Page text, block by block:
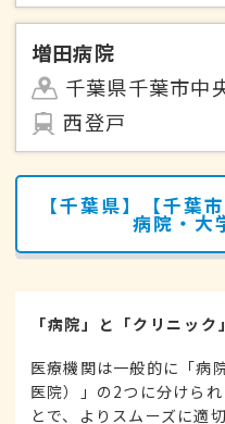
増田病院
千葉県千葉市中
西登戸
【千葉県】【千葉
病院・大
「病院」と「クリニッ
医療機関は一般的に「病
医院）」の2つに分けら
とで、よりスムーズに適